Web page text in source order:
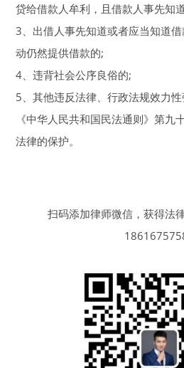
贷给借款人牟利，且借款人事先知
3、出借人事先知道或者应当知道
动仍然提供借款的;
4、违背社会公序良俗的;
5、其他违反法律、行政法规效力性
《中华人民共和国民法通则》第九
法律的保护。
扫码添加律师微信，获得法